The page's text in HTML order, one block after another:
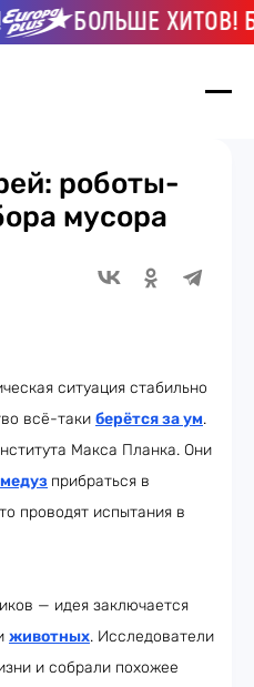
БОЛЬШЕ ХИТОВ!
роботы-
мусора
ситуация стабильно
всё-таки берётся за ум.
Макса Планка. Они
медуз прибраться в
проводят испытания в
— идея заключается
животных. Исследователи
и собрали похожее